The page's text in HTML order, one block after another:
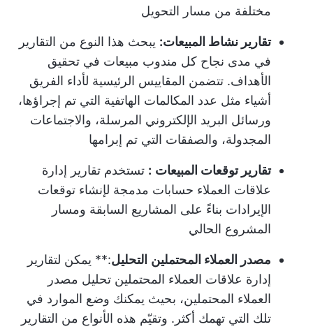
مختلفة من مسار التحويل
تقارير نشاط المبيعات: يبحث هذا النوع من التقارير
في مدى نجاح كل مندوب مبيعات في تحقيق
الأهداف. تتضمن المقاييس الرئيسية لأداء الفريق
أشياء مثل عدد المكالمات الهاتفية التي تم إجراؤها،
ورسائل البريد الإلكتروني المرسلة، والاجتماعات
المجدولة، والصفقات التي تم إبرامها
تقارير توقعات المبيعات : تستخدم تقارير إدارة
علاقات العملاء حسابات مدمجة لإنشاء توقعات
الإيرادات بناءً على المشاريع السابقة ومسار
المشروع الحالي
مصدر العملاء المحتملين التحليل:** يمكن لتقارير
إدارة علاقات العملاء المحتملين تحليل مصدر
العملاء المحتملين، بحيث يمكنك وضع الموارد في
تلك التي تهمك أكثر. وتقيّم هذه الأنواع من التقارير